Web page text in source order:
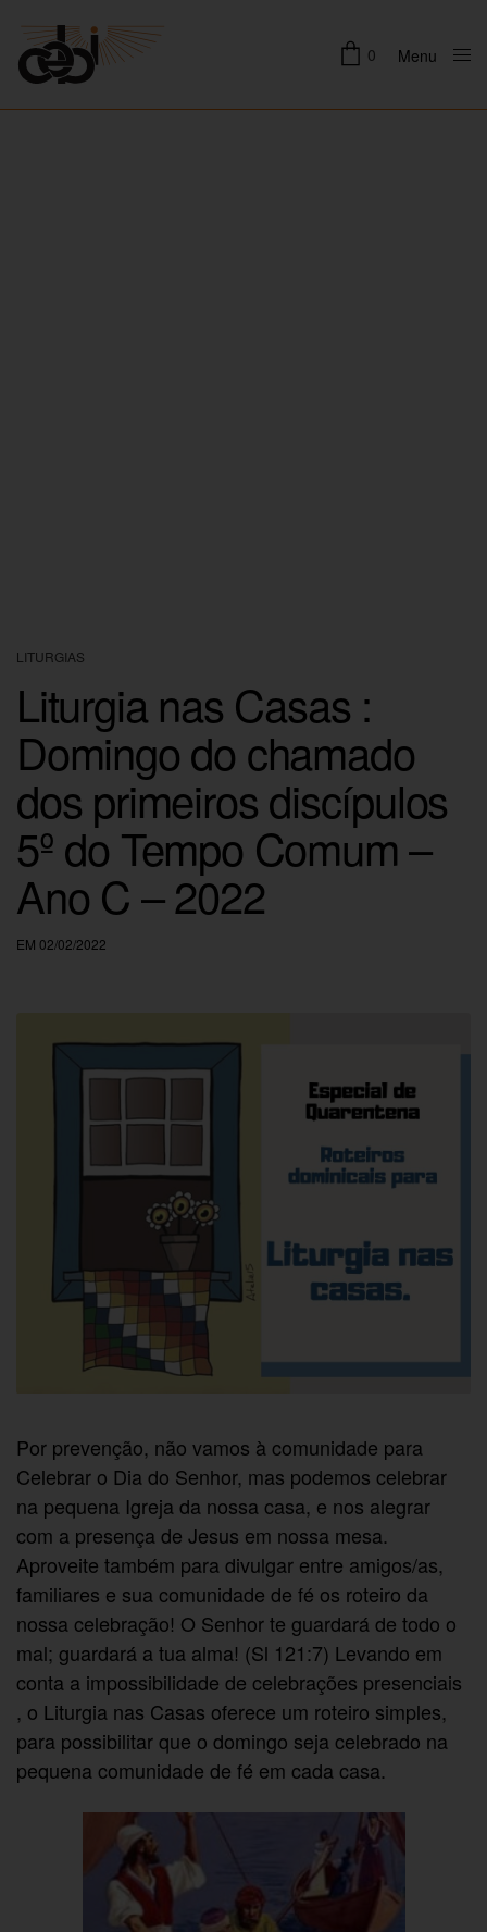
0 Menu
LITURGIAS
Liturgia nas Casas :
Domingo do chamado
dos primeiros discípulos
5º do Tempo Comum –
Ano C – 2022
EM 02/02/2022
Por prevenção, não vamos à comunidade para
Celebrar o Dia do Senhor, mas podemos celebrar
na pequena Igreja da nossa casa, e nos alegrar
com a presença de Jesus em nossa mesa.
Aproveite também para divulgar entre amigos/as,
familiares e sua comunidade de fé os roteiro da
nossa celebração! O Senhor te guardará de todo o
mal; guardará a tua alma! (Sl 121:7) Levando em
conta a impossibilidade de celebrações presenciais
, o Liturgia nas Casas oferece um roteiro simples,
para possibilitar que o domingo seja celebrado na
pequena comunidade de fé em cada casa.